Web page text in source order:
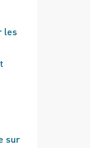
les
sur